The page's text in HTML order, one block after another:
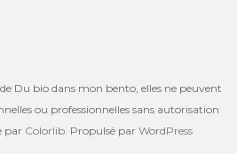
Du bio dans mon bento, elles ne peuvent
ou professionnelles sans autorisation
par Colorlib . Propulsé par WordPress